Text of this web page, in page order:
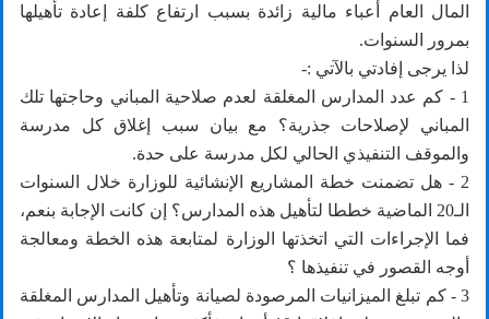
المال العام أعباء مالية زائدة بسبب ارتفاع كلفة إعادة تأهيلها
بمرور السنوات.
لذا يرجى إفادتي بالآتي :-
1 - كم عدد المدارس المغلقة لعدم صلاحية المباني وحاجتها تلك
المباني لإصلاحات جذرية؟ مع بيان سبب إغلاق كل مدرسة
والموقف التنفيذي الحالي لكل مدرسة على حدة.
2 - هل تضمنت خطة المشاريع الإنشائية للوزارة خلال السنوات
الـ20 الماضية خططا لتأهيل هذه المدارس؟ إن كانت الإجابة بنعم،
فما الإجراءات التي اتخذتها الوزارة لمتابعة هذه الخطة ومعالجة
أوجه القصور في تنفيذها ؟
3 - كم تبلغ الميزانيات المرصودة لصيانة وتأهيل المدارس المغلقة